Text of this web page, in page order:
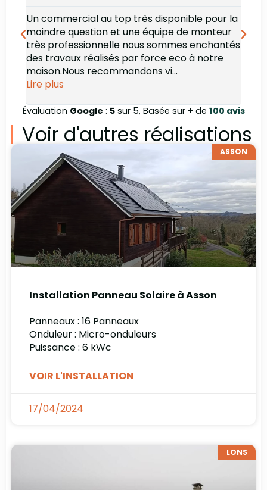
Un commercial au top très disponible pour la
moindre question et une équipe de monteur
très professionnelle nous sommes enchantés
des travaux réalisés par force eco à notre
maison.Nous recommandons vi...
Lire plus
Évaluation Google : 5sur 5, Basée sur + de 100 avis
Voir d'autres réalisations
ASSON
Installation Panneau Solaire à Asson
Panneaux : 16 Panneaux
Onduleur : Micro-onduleurs
Puissance : 6 kWc
VOIR L'INSTALLATION
17/04/2024
LONS